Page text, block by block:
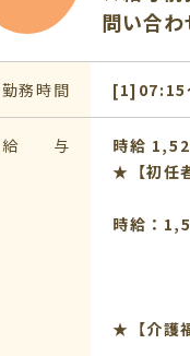
問い合
勤務時間 [1]07:15
給 与
時給
★【初任
時給：
★【